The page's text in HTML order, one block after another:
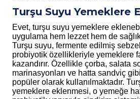
Turşu Suyu Yemeklere
Evet, turşu suyu yemeklere
uygulama hem lezzet hem de sağlık
Turşu suyu, fermente edilmiş
probiyotik özellikleriyle yemeklere
kazandırır. Özellikle çorba, salata
marinasyonları ve hatta sandviç
popüler olarak kullanılmaktadır.
yemeklere eklenmesi, o yemeğe